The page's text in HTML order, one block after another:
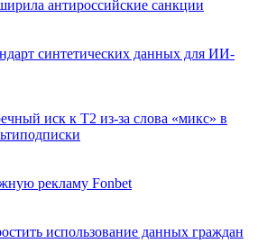
антироссийские санкции
синтетических данных для ИИ-
иск к Т2 из-за слова «микс» в
рекламу Fonbet
использование данных граждан